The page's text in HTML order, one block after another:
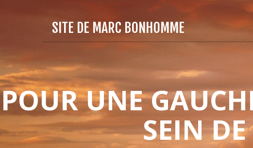
SITE DE MARC BONHOMME
POUR UNE
SEIN